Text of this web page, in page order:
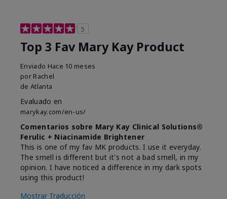
5
Top 3 Fav Mary Kay Product
Enviado Hace 10 meses
por Rachel
de Atlanta
Evaluado en
marykay.com/en-us/
Comentarios sobre Mary Kay Clinical Solutions®
Ferulic + Niacinamide Brightener
This is one of my fav MK products. I use it everyday.
The smell is different but it's not a bad smell, in my
opinion. I have noticed a difference in my dark spots
using this product!
Mostrar Traducción